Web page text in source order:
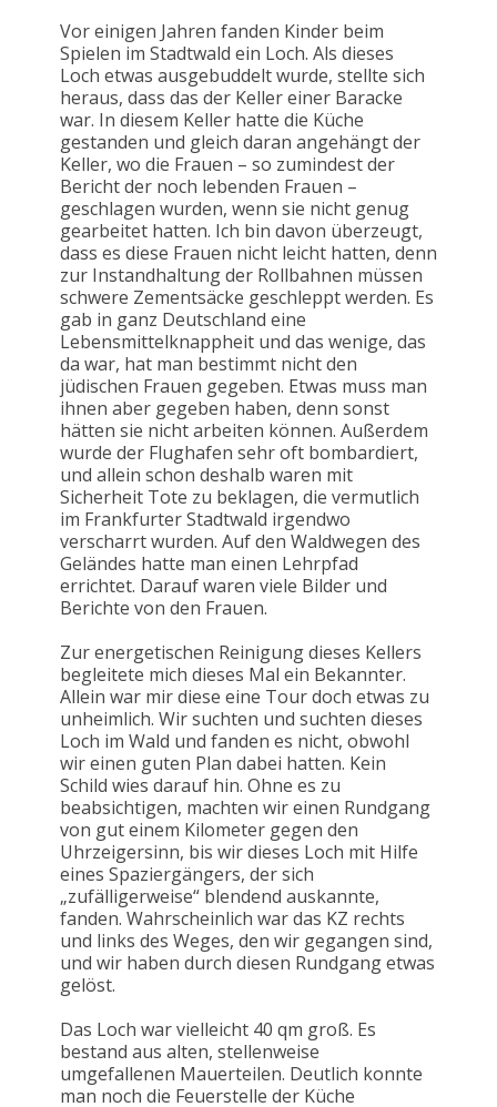
Vor einigen Jahren fanden Kinder beim
Spielen im Stadtwald ein Loch. Als dieses
Loch etwas ausgebuddelt wurde, stellte sich
heraus, dass das der Keller einer Baracke
war. In diesem Keller hatte die Küche
gestanden und gleich daran angehängt der
Keller, wo die Frauen – so zumindest der
Bericht der noch lebenden Frauen –
geschlagen wurden, wenn sie nicht genug
gearbeitet hatten. Ich bin davon überzeugt,
dass es diese Frauen nicht leicht hatten, denn
zur Instandhaltung der Rollbahnen müssen
schwere Zementsäcke geschleppt werden. Es
gab in ganz Deutschland eine
Lebensmittelknappheit und das wenige, das
da war, hat man bestimmt nicht den
jüdischen Frauen gegeben. Etwas muss man
ihnen aber gegeben haben, denn sonst
hätten sie nicht arbeiten können. Außerdem
wurde der Flughafen sehr oft bombardiert,
und allein schon deshalb waren mit
Sicherheit Tote zu beklagen, die vermutlich
im Frankfurter Stadtwald irgendwo
verscharrt wurden. Auf den Waldwegen des
Geländes hatte man einen Lehrpfad
errichtet. Darauf waren viele Bilder und
Berichte von den Frauen.
Zur energetischen Reinigung dieses Kellers
begleitete mich dieses Mal ein Bekannter.
Allein war mir diese eine Tour doch etwas zu
unheimlich. Wir suchten und suchten dieses
Loch im Wald und fanden es nicht, obwohl
wir einen guten Plan dabei hatten. Kein
Schild wies darauf hin. Ohne es zu
beabsichtigen, machten wir einen Rundgang
von gut einem Kilometer gegen den
Uhrzeigersinn, bis wir dieses Loch mit Hilfe
eines Spaziergängers, der sich
„zufälligerweise“ blendend auskannte,
fanden. Wahrscheinlich war das KZ rechts
und links des Weges, den wir gegangen sind,
und wir haben durch diesen Rundgang etwas
gelöst.
Das Loch war vielleicht 40 qm groß. Es
bestand aus alten, stellenweise
umgefallenen Mauerteilen. Deutlich konnte
man noch die Feuerstelle der Küche